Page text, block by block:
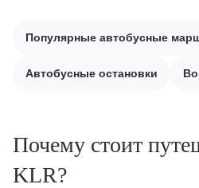
Популярные автобусные
Автобусные остановки
Почему стоит
KLR?